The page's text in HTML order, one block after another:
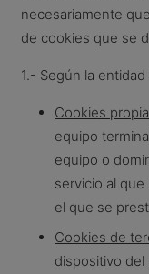
necesariamente
de cookies que se
1.- Según la
Cookies
equipo
equipo o
servicio al
el que se
Cookies de
dispositivo